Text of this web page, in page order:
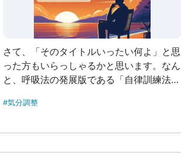
さて、「そのタイトルいったい何よ」と思
った方もいらっしゃるかと思います。なん
と、呼吸法の発展版である「自律訓練法
かわりがある部分があるんです。 世の中
あります。たいていは成人向けの内容なの
で、調べるのはお勧めしないのですが、序
#気分調整